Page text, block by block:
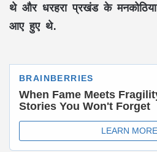
थे और धरहरा प्रखंड के
आए हुए थे.